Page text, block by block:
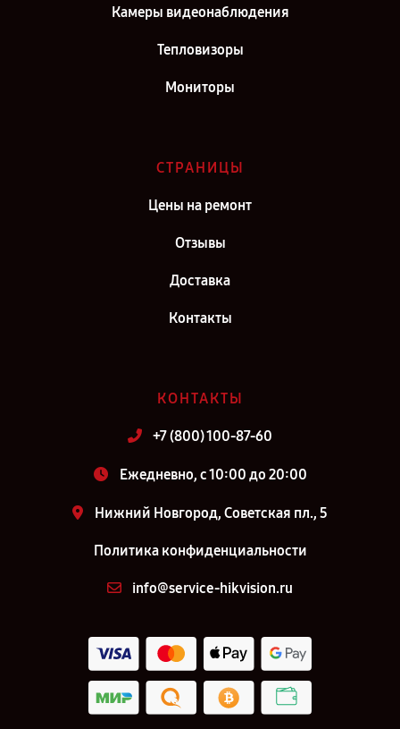
Ремонт камеры видеонаблюдения Hikvision в г. Санкт-Петербург
Камеры видеонаблюдения
Тепловизоры
Мониторы
СТРАНИЦЫ
Цены на ремонт
Отзывы
Доставка
Контакты
КОНТАКТЫ
+7 (800) 100-87-60
Ежедневно, с 10:00 до 20:00
Нижний Новгород, Советская пл., 5
Политика конфиденциальности
info@service-hikvision.ru